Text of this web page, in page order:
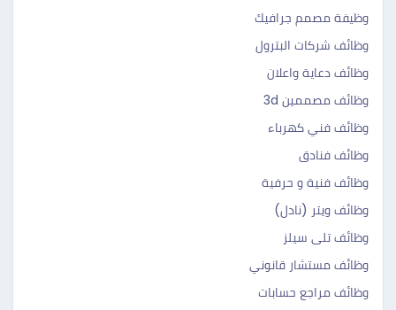
وظيفة مصمم جرافيك
وظائف شركات البترول
وظائف دعاية واعلان
وظائف مصممين 3d
وظائف فني كهرباء
وظائف فنادق
وظائف فنية و حرفية
وظائف ويتر (نادل)
وظائف تلى سيلز
وظائف مستشار قانوني
وظائف مراجع حسابات